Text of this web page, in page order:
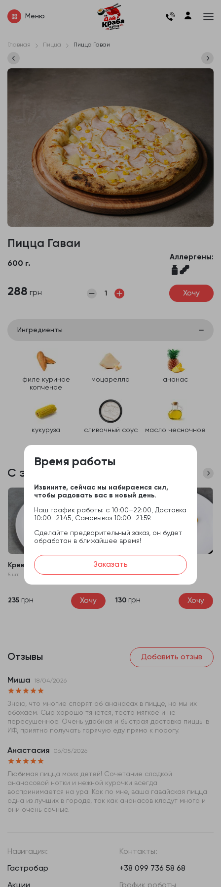
Меню
Главная Пицца Пицца Гаваи
Пицца Гаваи
600 г.
Аллергены:
288 грн Хочу
Ингредиенты
филе куриное
копченое
моцарелла ананас
кукуруза сливочный соус масло чесночное
С этим часто покупают
Креветка панко
5 шт.
235 грн Хочу
Сырные палочки
5 шт.
130 грн Хочу
Отзывы Добавить отзыв
Миша 18/04/2026
Знаю, что многие спорят об ананасах в пицце, но мы их
обожаем. Сыр хорошо тянется, тесто мягкое и не
пересушенное. Очень удобная и быстрая доставка пиццы в
ИФ, приятно получать горячую еду прямо к порогу.
Анастасия 06/05/2026
Любимая пицца моих детей! Сочетание сладкой
ананасовой нотки и нежной курочки всегда
воспринимается на ура. Как по мне, ваша гавайская пицца
одна из лучших в городе, так как ананасов кладут много и
они очень сочные.
Навигация:
Гастробар
Контакты:
+38 099 736 58 68
Время работы
Извините, сейчас мы набираемся сил,
чтобы радовать вас в новый день.
Наш график работы: с 10:00–22:00, Доставка
10:00–21:45, Самовывоз 10:00–21:59.
Сделайте предварительный заказ, он будет
обработан в ближайшее время!
Заказать